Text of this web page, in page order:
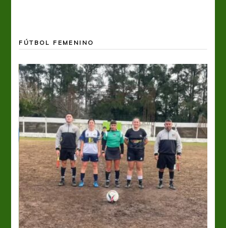
FÚTBOL FEMENINO